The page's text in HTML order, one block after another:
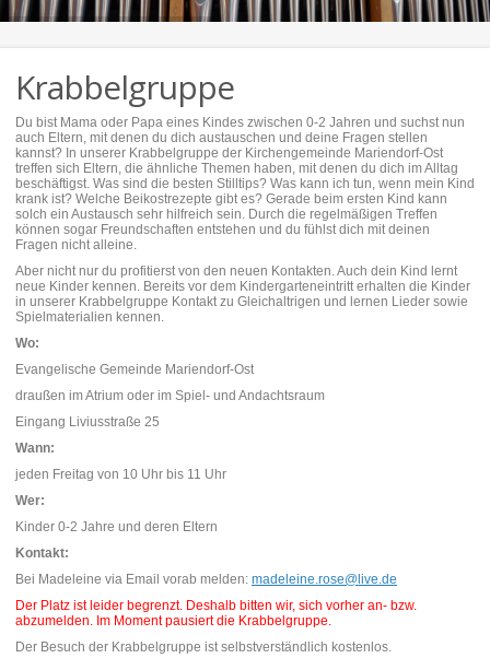
Krabbelgruppe
Du bist Mama oder Papa eines Kindes zwischen 0-2 Jahren und suchst nun
auch Eltern, mit denen du dich austauschen und deine Fragen stellen
kannst? In unserer Krabbelgruppe der Kirchengemeinde Mariendorf-Ost
treffen sich Eltern, die ähnliche Themen haben, mit denen du dich im Alltag
beschäftigst. Was sind die besten Stilltips? Was kann ich tun, wenn mein Kind
krank ist? Welche Beikostrezepte gibt es? Gerade beim ersten Kind kann
solch ein Austausch sehr hilfreich sein. Durch die regelmäßigen Treffen
können sogar Freundschaften entstehen und du fühlst dich mit deinen
Fragen nicht alleine.
Aber nicht nur du profitierst von den neuen Kontakten. Auch dein Kind lernt
neue Kinder kennen. Bereits vor dem Kindergarteneintritt erhalten die Kinder
in unserer Krabbelgruppe Kontakt zu Gleichaltrigen und lernen Lieder sowie
Spielmaterialien kennen.
Wo:
Evangelische Gemeinde Mariendorf-Ost
draußen im Atrium oder im Spiel- und Andachtsraum
Eingang Liviusstraße 25
Wann:
jeden Freitag von 10 Uhr bis 11 Uhr
Wer:
Kinder 0-2 Jahre und deren Eltern
Kontakt:
Bei Madeleine via Email vorab melden: madeleine.rose@live.de
Der Platz ist leider begrenzt. Deshalb bitten wir, sich vorher an- bzw.
abzumelden. Im Moment pausiert die Krabbelgruppe.
Der Besuch der Krabbelgruppe ist selbstverständlich kostenlos.